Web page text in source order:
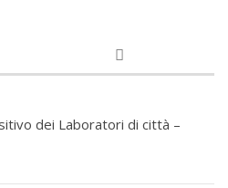
dei Laboratori di città –